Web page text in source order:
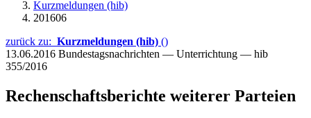
Kurzmeldungen (hib)
201606
zurück zu: Kurzmeldungen (hib) ()
13.06.2016 Bundestagsnachrichten — Unterrichtung — hib
355/2016
Rechenschaftsberichte weiterer Parteien